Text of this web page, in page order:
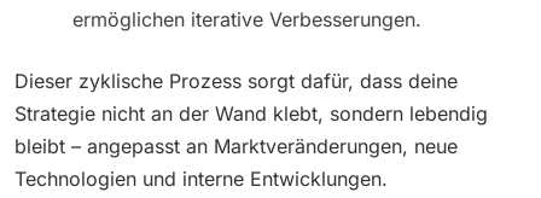
ermöglichen iterative Verbesserungen.
Dieser zyklische Prozess sorgt dafür, dass deine
Strategie nicht an der Wand klebt, sondern lebendig
bleibt – angepasst an Marktveränderungen, neue
Technologien und interne Entwicklungen.